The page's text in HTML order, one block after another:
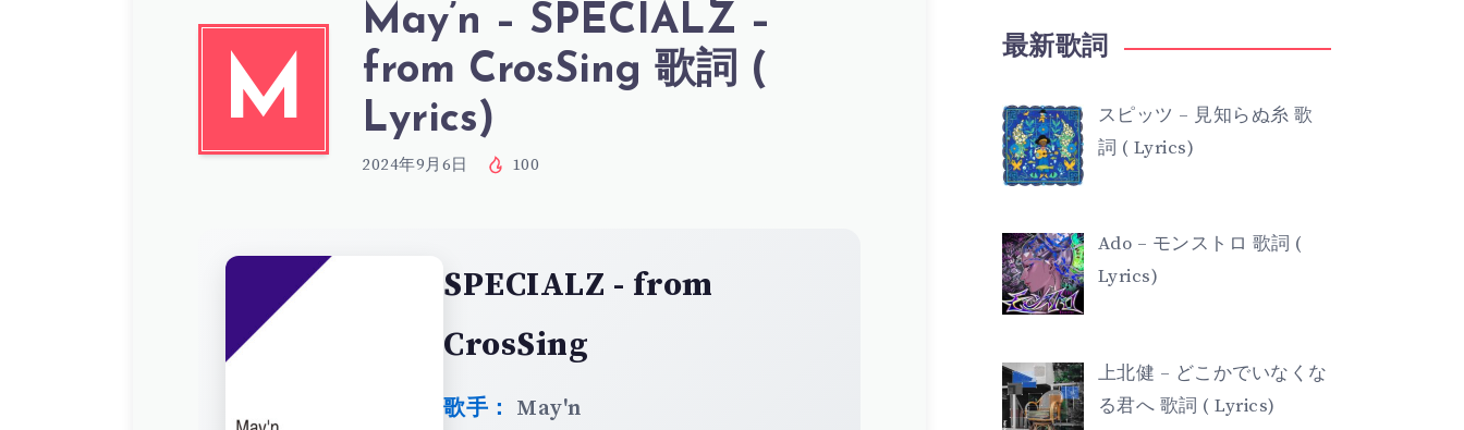
M
May’n – SPECIALZ –
from CrosSing 歌詞 (
Lyrics)
2024年9月6日 100
SPECIALZ - from
CrosSing
歌手： May'n
最新歌詞
スピッツ – 見知らぬ糸 歌
詞 ( Lyrics)
Ado – モンストロ 歌詞 (
Lyrics)
上北健 – どこかでいなくな
る君へ 歌詞 ( Lyrics)